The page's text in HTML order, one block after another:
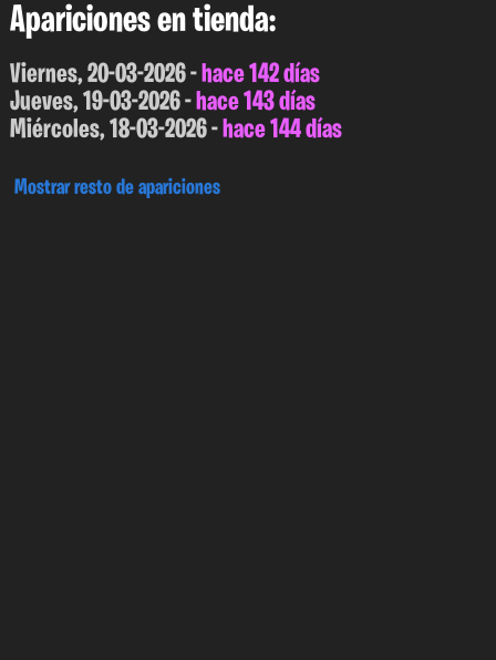
Apariciones en tienda:
Viernes, 20-03-2026 -hace 142 días
Jueves, 19-03-2026 -hace 143 días
Miércoles, 18-03-2026 -hace 144 días
Mostrar resto de apariciones